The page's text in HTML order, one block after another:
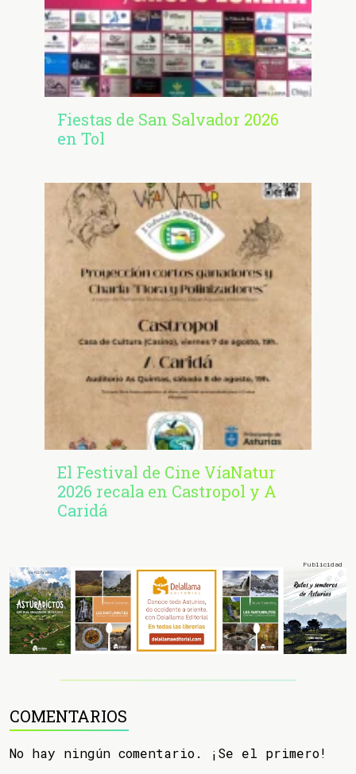
Fiestas de San Salvador 2026
en Tol
El Festival de Cine VíaNatur
2026 recala en Castropol y A
Caridá
COMENTARIOS
No hay ningún comentario. ¡Se el primero!